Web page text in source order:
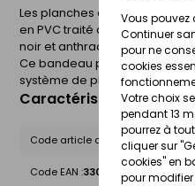
Vous pouvez
Continuer
pour ne
cookies
Votre choix
pendant 13
pourrez à
cliquer sur
cookies" en
pour
Les planches de rive sont
en PVC traité anti UV en 4
noir et anthracite ) ou
Ce bandeau permet
système de planche clouée
Caractéristiques du
Code article chez le fournisseur :
Code EAN :3309033063400